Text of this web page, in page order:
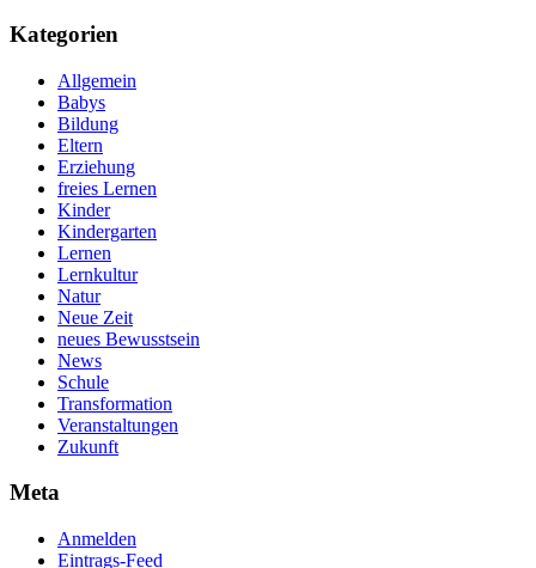
Kategorien
Allgemein
Babys
Bildung
Eltern
Erziehung
freies Lernen
Kinder
Kindergarten
Lernen
Lernkultur
Natur
Neue Zeit
neues Bewusstsein
News
Schule
Transformation
Veranstaltungen
Zukunft
Meta
Anmelden
Eintrags-Feed